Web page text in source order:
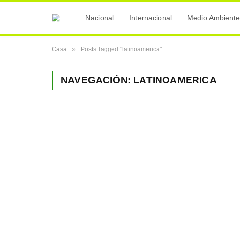
Nacional Internacional Medio Ambiente
Casa » Posts Tagged "latinoamerica"
NAVEGACIÓN: LATINOAMERICA